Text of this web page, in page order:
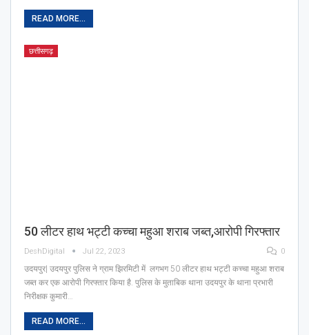
READ MORE...
छत्तीसगढ़
50 लीटर हाथ भट्टी कच्चा महुआ शराब जब्त,आरोपी गिरफ्तार
DeshDigital Jul 22, 2023 0
उदयपुर| उदयपुर पुलिस ने ग्राम झिरमिटी में लगभग 50 लीटर हाथ भट्टी कच्चा महुआ शराब
जब्त कर एक आरोपी गिरफ्तार किया है. पुलिस के मुताबिक थाना उदयपुर के थाना प्रभारी
निरीक्षक कुमारी…
READ MORE...